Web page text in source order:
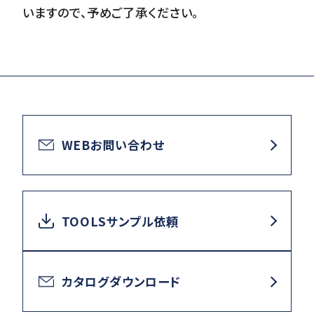
いますので、予めご了承ください。
WEBお問い合わせ
TOOLSサンプル依頼
カタログダウンロード